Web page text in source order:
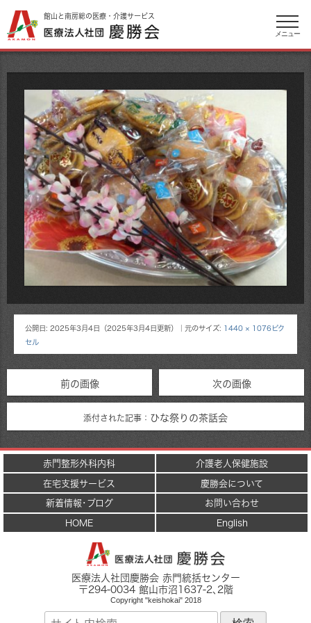
館山と南房総の医療・介護サービス
メニュー
公開日: 2025年3月4日 （2025年3月4日更新） ｜元のサイズ: 1440 × 1076ピク
セル
前の画像 次の画像
添付された記事： ひな祭りの茶話会
赤門整形外科内科
介護老人保健施設
在宅支援サービス
慶勝会について
新着情報･ブログ
お問い合わせ
HOME
English
医療法人社団慶勝会 赤門統括センター
〒294-0034 館山市沼1637-2､2階
Copyright "keishokai" 2018
サ